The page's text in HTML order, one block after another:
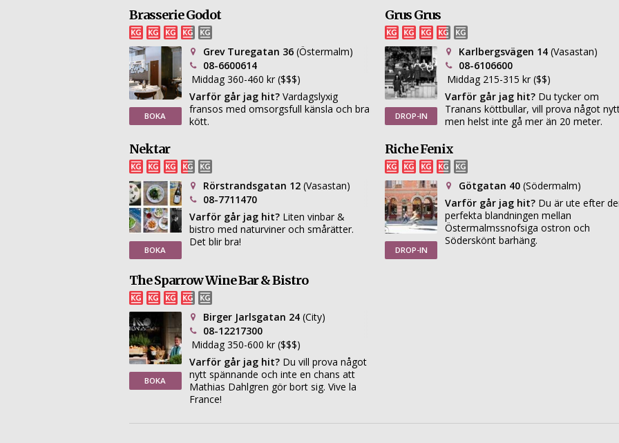
Brasserie Godot
BOKA
Grev Turegatan 36 (Östermalm)
08-6600614
Middag 360-460 kr ($$$)
Varför går jag hit? Vardagslyxig
fransos med omsorgsfull känsla och bra
kött.
Grus Grus
DROP-IN
Karlbergsvägen 14 (Vasastan)
08-6106600
Middag 215-315 kr ($$)
Varför går jag hit? Du tycker om
Tranans köttbullar, vill prova något
men helst inte gå mer än 20 meter.
Nektar
BOKA
Rörstrandsgatan 12 (Vasastan)
08-7711470
Varför går jag hit? Liten vinbar &
bistro med naturviner och smårätter.
Det blir bra!
Riche Fenix
DROP-IN
Götgatan 40 (Södermalm)
Varför går jag hit? Du är ute efter
perfekta blandningen mellan
Östermalmssnofsiga ostron och
Söderskönt barhäng.
The Sparrow Wine Bar & Bistro
BOKA
Birger Jarlsgatan 24 (City)
08-12217300
Middag 350-600 kr ($$$)
Varför går jag hit? Du vill prova något
nytt spännande och inte en chans att
Mathias Dahlgren gör bort sig. Vive la
France!